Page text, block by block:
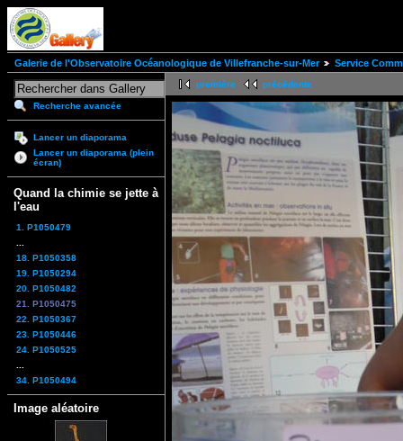
Galerie de l'Observatoire Océanologique de Villefranche-sur-Mer Service
Recherche avancée
Lancer un diaporama
Lancer un diaporama (plein
écran)
Quand la chimie se jette à
l'eau
1. P1050479
18. P1050358
19. P1050294
20. P1050482
21. P1050475
22. P1050367
23. P1050446
24. P1050525
34. P1050494
Image aléatoire
première précédente